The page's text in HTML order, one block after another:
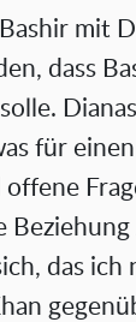
mit
dass
für
das